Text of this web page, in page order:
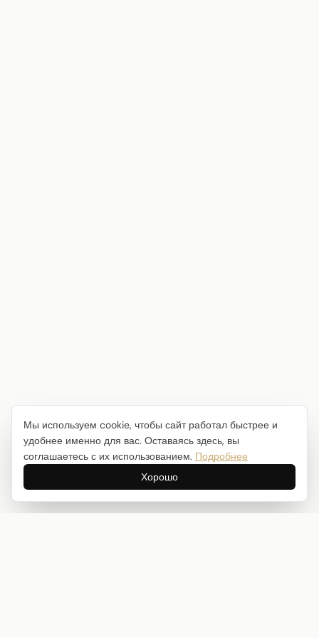
Мы используем cookie, чтобы сайт работал быстрее и
удобнее именно для вас. Оставаясь здесь, вы
соглашаетесь с их использованием. Подробнее
Хорошо